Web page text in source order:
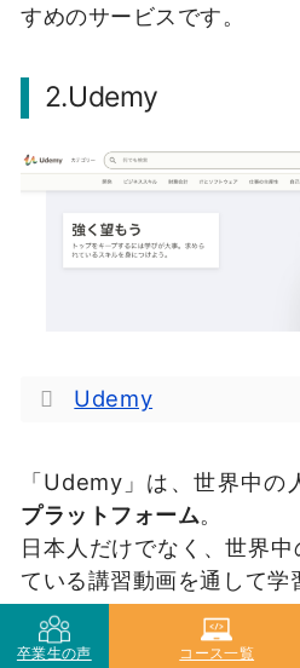
すめのサービスです。
2.Udemy
Udemy
「Udemy」は、世界中の
プラットフォーム。
日本人だけでなく、世界
ている講習動画を通して学
Udemyの大きな特徴は、
卒業生の声 コース一覧